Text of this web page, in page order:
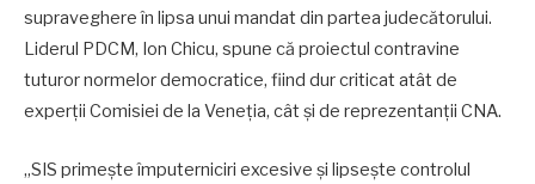
supraveghere în lipsa unui mandat din partea judecătorului.
Liderul PDCM, Ion Chicu, spune că proiectul contravine
tuturor normelor democratice, fiind dur criticat atât de
experții Comisiei de la Veneția, cât și de reprezentanții CNA.
„SIS primește împuterniciri excesive și lipsește controlul